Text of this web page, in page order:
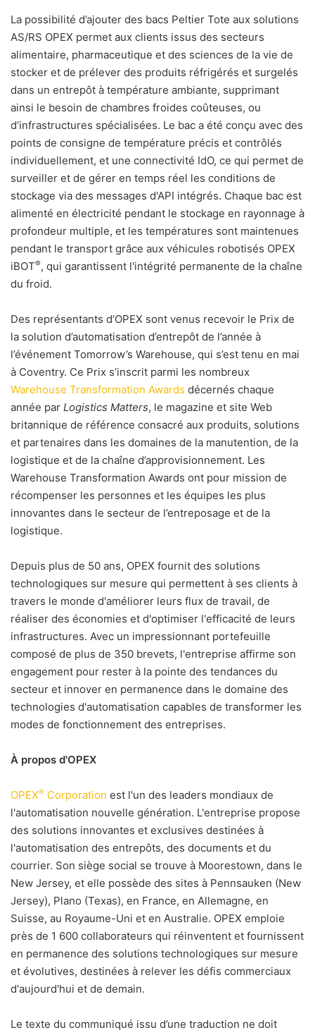
La possibilité d’ajouter des bacs Peltier Tote aux solutions
AS/RS OPEX permet aux clients issus des secteurs
alimentaire, pharmaceutique et des sciences de la vie de
stocker et de prélever des produits réfrigérés et surgelés
dans un entrepôt à température ambiante, supprimant
ainsi le besoin de chambres froides coûteuses, ou
d’infrastructures spécialisées. Le bac a été conçu avec des
points de consigne de température précis et contrôlés
individuellement, et une connectivité IdO, ce qui permet de
surveiller et de gérer en temps réel les conditions de
stockage via des messages d'API intégrés. Chaque bac est
alimenté en électricité pendant le stockage en rayonnage à
profondeur multiple, et les températures sont maintenues
pendant le transport grâce aux véhicules robotisés OPEX
iBOT®, qui garantissent l'intégrité permanente de la chaîne
du froid.
Des représentants d’OPEX sont venus recevoir le Prix de
la solution d’automatisation d’entrepôt de l’année à
l’événement Tomorrow’s Warehouse, qui s’est tenu en mai
à Coventry. Ce Prix s’inscrit parmi les nombreux
Warehouse Transformation Awards décernés chaque
année par Logistics Matters, le magazine et site Web
britannique de référence consacré aux produits, solutions
et partenaires dans les domaines de la manutention, de la
logistique et de la chaîne d’approvisionnement. Les
Warehouse Transformation Awards ont pour mission de
récompenser les personnes et les équipes les plus
innovantes dans le secteur de l’entreposage et de la
logistique.
Depuis plus de 50 ans, OPEX fournit des solutions
technologiques sur mesure qui permettent à ses clients à
travers le monde d'améliorer leurs flux de travail, de
réaliser des économies et d'optimiser l'efficacité de leurs
infrastructures. Avec un impressionnant portefeuille
composé de plus de 350 brevets, l'entreprise affirme son
engagement pour rester à la pointe des tendances du
secteur et innover en permanence dans le domaine des
technologies d'automatisation capables de transformer les
modes de fonctionnement des entreprises.
À propos d'OPEX
OPEX® Corporation est l'un des leaders mondiaux de
l'automatisation nouvelle génération. L'entreprise propose
des solutions innovantes et exclusives destinées à
l'automatisation des entrepôts, des documents et du
courrier. Son siège social se trouve à Moorestown, dans le
New Jersey, et elle possède des sites à Pennsauken (New
Jersey), Plano (Texas), en France, en Allemagne, en
Suisse, au Royaume-Uni et en Australie. OPEX emploie
près de 1 600 collaborateurs qui réinventent et fournissent
en permanence des solutions technologiques sur mesure
et évolutives, destinées à relever les défis commerciaux
d'aujourd'hui et de demain.
Le texte du communiqué issu d’une traduction ne doit